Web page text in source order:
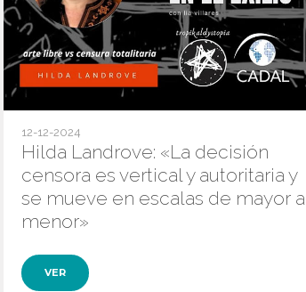
12-12-2024
Hilda Landrove: «La decisión
censora es vertical y autoritaria y
se mueve en escalas de mayor a
menor»
VER